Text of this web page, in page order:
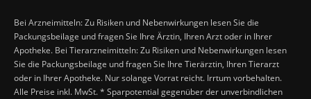
Bei Arzneimitteln: Zu Risiken und Nebenwirkungen lesen Sie die
Packungsbeilage und fragen Sie Ihre Ärztin, Ihren Arzt oder in Ihrer
Apotheke. Bei Tierarzneimitteln: Zu Risiken und Nebenwirkungen lesen
Sie die Packungsbeilage und fragen Sie Ihre Tierärztin, Ihren Tierarzt
oder in Ihrer Apotheke. Nur solange Vorrat reicht. Irrtum vorbehalten.
Alle Preise inkl. MwSt. * Sparpotential gegenüber der unverbindlichen